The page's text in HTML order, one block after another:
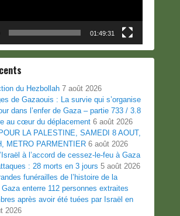
01:49:31
du Hezbollah 7 août 2026
de Gazaouis : La survie qui s’organise
dans l’enfer de Gaza – partie 733 / 3.8
au cœur du déplacement 6 août 2026
LA PALESTINE, SAMEDI 8 AOUT,
METRO PARMENTIER 6 août 2026
à l’accord de cessez-le-feu à Gaza
: 28 morts en 3 jours 5 août 2026
funérailles de l’histoire de la
enterre 112 personnes extraites
après avoir été tuées par Israël en
2026